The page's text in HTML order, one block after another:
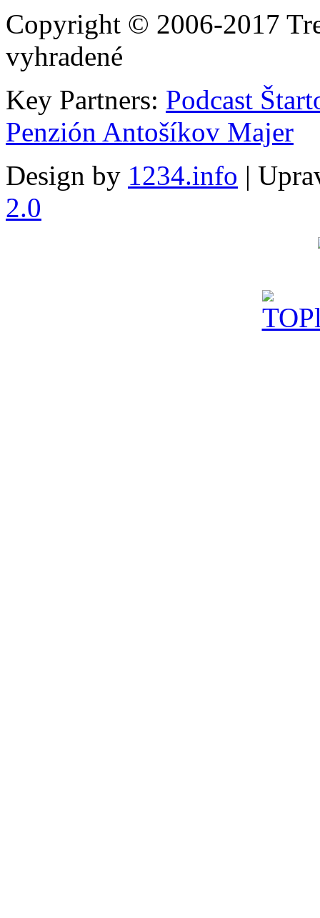
Copyright © 2006-2017
vyhradené
Key Partners: Podcast
Penzión Antošíkov Majer
Design by 1234.info |
2.0